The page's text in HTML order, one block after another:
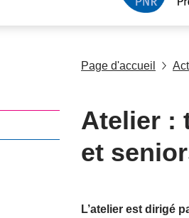
Page d'accueil
Atelier :
et
L’atelier est dirigé